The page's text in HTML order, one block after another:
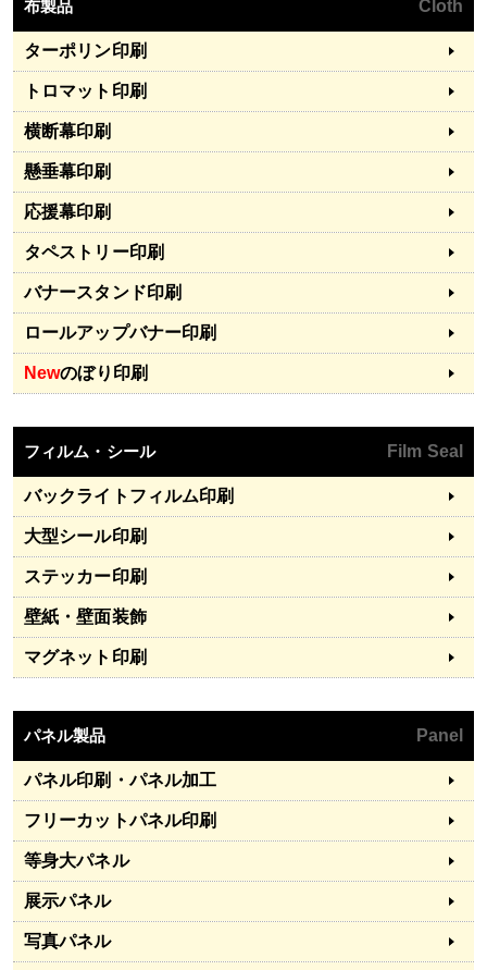
布製品 Cloth
ターポリン印刷
トロマット印刷
横断幕印刷
懸垂幕印刷
応援幕印刷
タペストリー印刷
バナースタンド印刷
ロールアップバナー印刷
Newのぼり印刷
フィルム・シール Film Seal
バックライトフィルム印刷
大型シール印刷
ステッカー印刷
壁紙・壁面装飾
マグネット印刷
パネル製品 Panel
パネル印刷・パネル加工
フリーカットパネル印刷
等身大パネル
展示パネル
写真パネル